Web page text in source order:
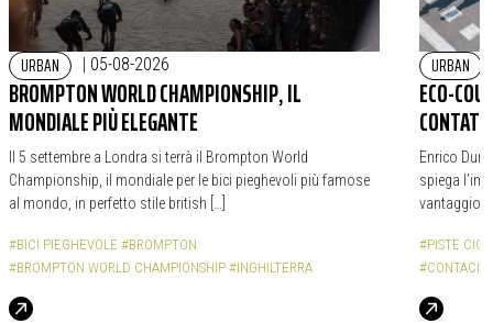
URBAN | 05-08-2026
BROMPTON WORLD CHAMPIONSHIP, IL
MONDIALE PIÙ ELEGANTE
Il 5 settembre a Londra si terrà il Brompton World
Championship, il mondiale per le bici pieghevoli più famose
al mondo, in perfetto stile british […]
#BICI PIEGHEVOLE #BROMPTON
#BROMPTON WORLD CHAMPIONSHIP #INGHILTERRA
URBAN
ECO-
Enrico
spiega
vantaggio
#PISTE